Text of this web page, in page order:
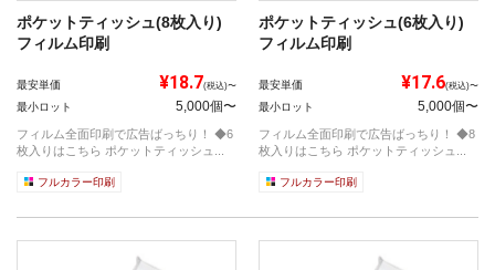
ポケットティッシュ(8枚入り)
フィルム印刷
最安単価 ¥18.7(税込)〜
最小ロット 5,000個〜
フィルム全面印刷で広告ばっちり！ ◆6
枚入りはこちら ポケットティッシュ...
フルカラー印刷
ポケットティッシュ(6枚入り)
フィルム印刷
最安単価 ¥17.6(税込)〜
最小ロット 5,000個〜
フィルム全面印刷で広告ばっちり！ ◆8
枚入りはこちら ポケットティッシュ...
フルカラー印刷